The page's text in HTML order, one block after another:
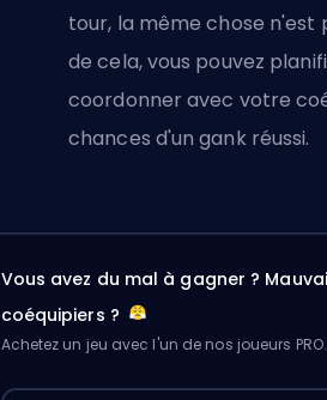
tour, la même chose n'est
de cela, vous pouvez
coordonner avec votre
chances d'un gank réussi.
Vous avez du mal à gagner ?
coéquipiers ?
Achetez un jeu avec l'un de nos joueurs PRO.